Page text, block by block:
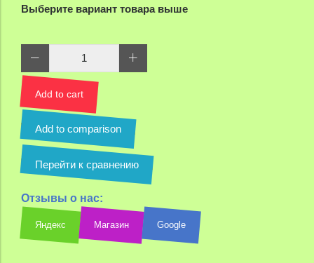
Выберите вариант товара выше
Add to cart
Add to comparison
Перейти к сравнению
Отзывы о нас:
Яндекс Магазин Google